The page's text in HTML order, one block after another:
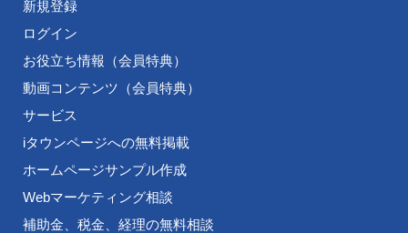
新規登録
ログイン
お役立ち情報（会員特典）
動画コンテンツ（会員特典）
サービス
iタウンページへの無料掲載
ホームページサンプル作成
Webマーケティング相談
補助金、税金、経理の無料相談